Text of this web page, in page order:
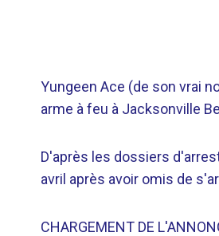
Yungeen Ace (de son vrai
arme à feu à Jacksonville
D'après les dossiers
avril après avoir omis de
CHARGEMENT DE